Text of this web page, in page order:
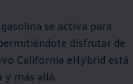
se activa para
disfrutar de
California eHybrid está
y más allá.